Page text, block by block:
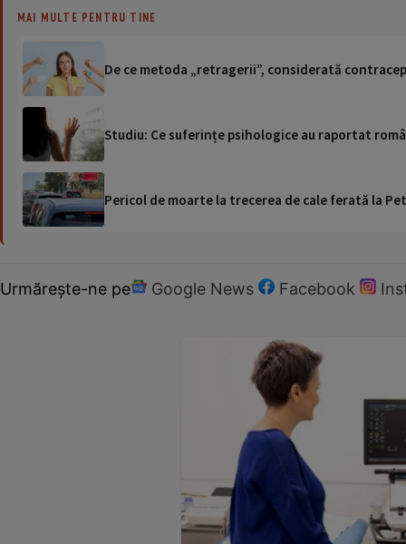
MAI MULTE PENTRU TINE
De ce metoda „retragerii”, considerată
Studiu: Ce suferințe psihologice au raportat
Pericol de moarte la trecerea de cale ferată la
Urmărește-ne pe Google News Facebook